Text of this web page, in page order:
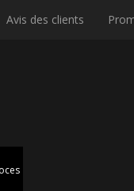
Avis des clients